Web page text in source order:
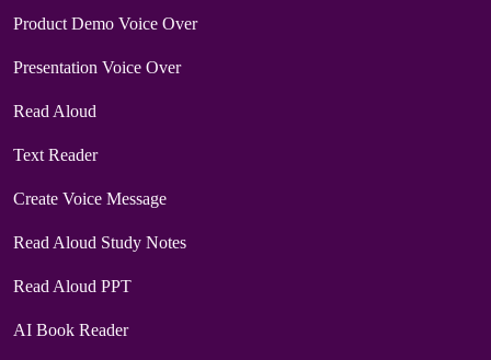
Product Demo Voice Over
Presentation Voice Over
Read Aloud
Text Reader
Create Voice Message
Read Aloud Study Notes
Read Aloud PPT
AI Book Reader